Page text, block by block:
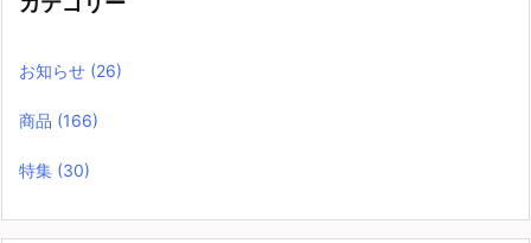
お知らせ (26)
商品 (166)
特集 (30)